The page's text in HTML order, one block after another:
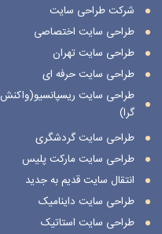
شرکت طراحی سایت
طراحی سایت اختصاصی
طراحی سایت تهران
طراحی سایت حرفه ای
طراحی سایت ریسپانسیو(واکنش
گرا)
طراحی سایت گردشگری
طراحی سایت مارکت پلیس
انتقال سایت قدیم به جدید
طراحی سایت داینامیک
طراحی سایت استاتیک